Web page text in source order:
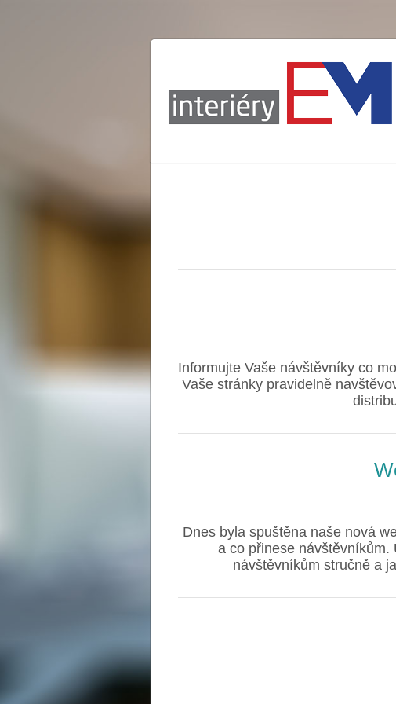
Informujte Vaše návštěvníky co
Vaše stránky pravidelně
Dnes byla spuštěna naše nová
a co přinese
návštěvníkům stručně a